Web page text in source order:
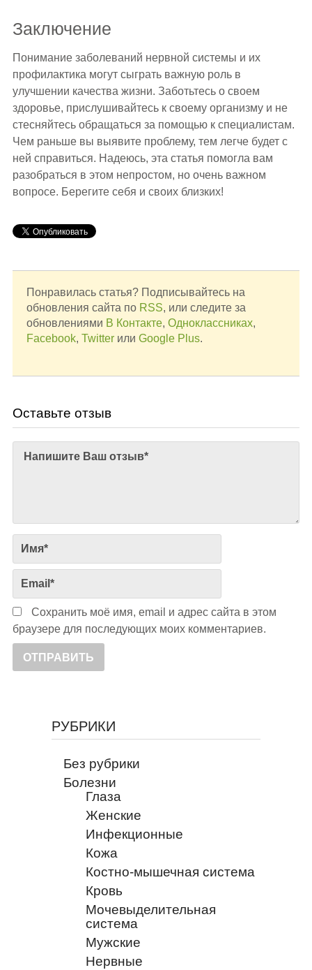
Заключение
Понимание заболеваний нервной системы и их
профилактика могут сыграть важную роль в
улучшении качества жизни. Заботьтесь о своем
здоровье, прислушивайтесь к своему организму и не
стесняйтесь обращаться за помощью к специалистам.
Чем раньше вы выявите проблему, тем легче будет с
ней справиться. Надеюсь, эта статья помогла вам
разобраться в этом непростом, но очень важном
вопросе. Берегите себя и своих близких!
Понравилась статья? Подписывайтесь на
обновления сайта по RSS, или следите за
обновлениями В Контакте, Одноклассниках,
Facebook, Twitterили Google Plus.
Оставьте отзыв
Сохранить моё имя, email и адрес сайта в этом
браузере для последующих моих комментариев.
РУБРИКИ
Без рубрики
Болезни
Глаза
Женские
Инфекционные
Кожа
Костно-мышечная система
Кровь
Мочевыделительная
система
Мужские
Нервные